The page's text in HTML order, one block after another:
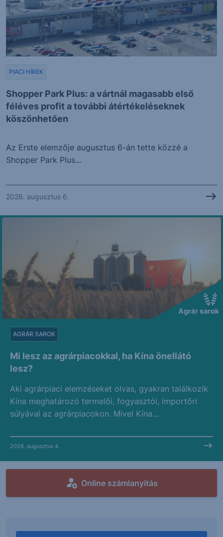
Shopper Park Plus: a vártnál magasabb első
féléves profit a további átértékeléseknek
köszönhetően
PIACI HÍREK
Az Erste elemzője augusztus 6-án tette közzé a
Shopper Park Plus...
2026. augusztus 6.
Mi lesz az agrárpiacokkal, ha Kína önellátó
lesz?
AGRÁR SAROK
Aki agrárpiaci elemzéseket olvas, gyakran találkozik
Kína meghatározó termelői, fogyasztói, importőri
súlyával az agrárpiacokon. Mivel Kína...
2026. augusztus 4.
Online számlanyitás